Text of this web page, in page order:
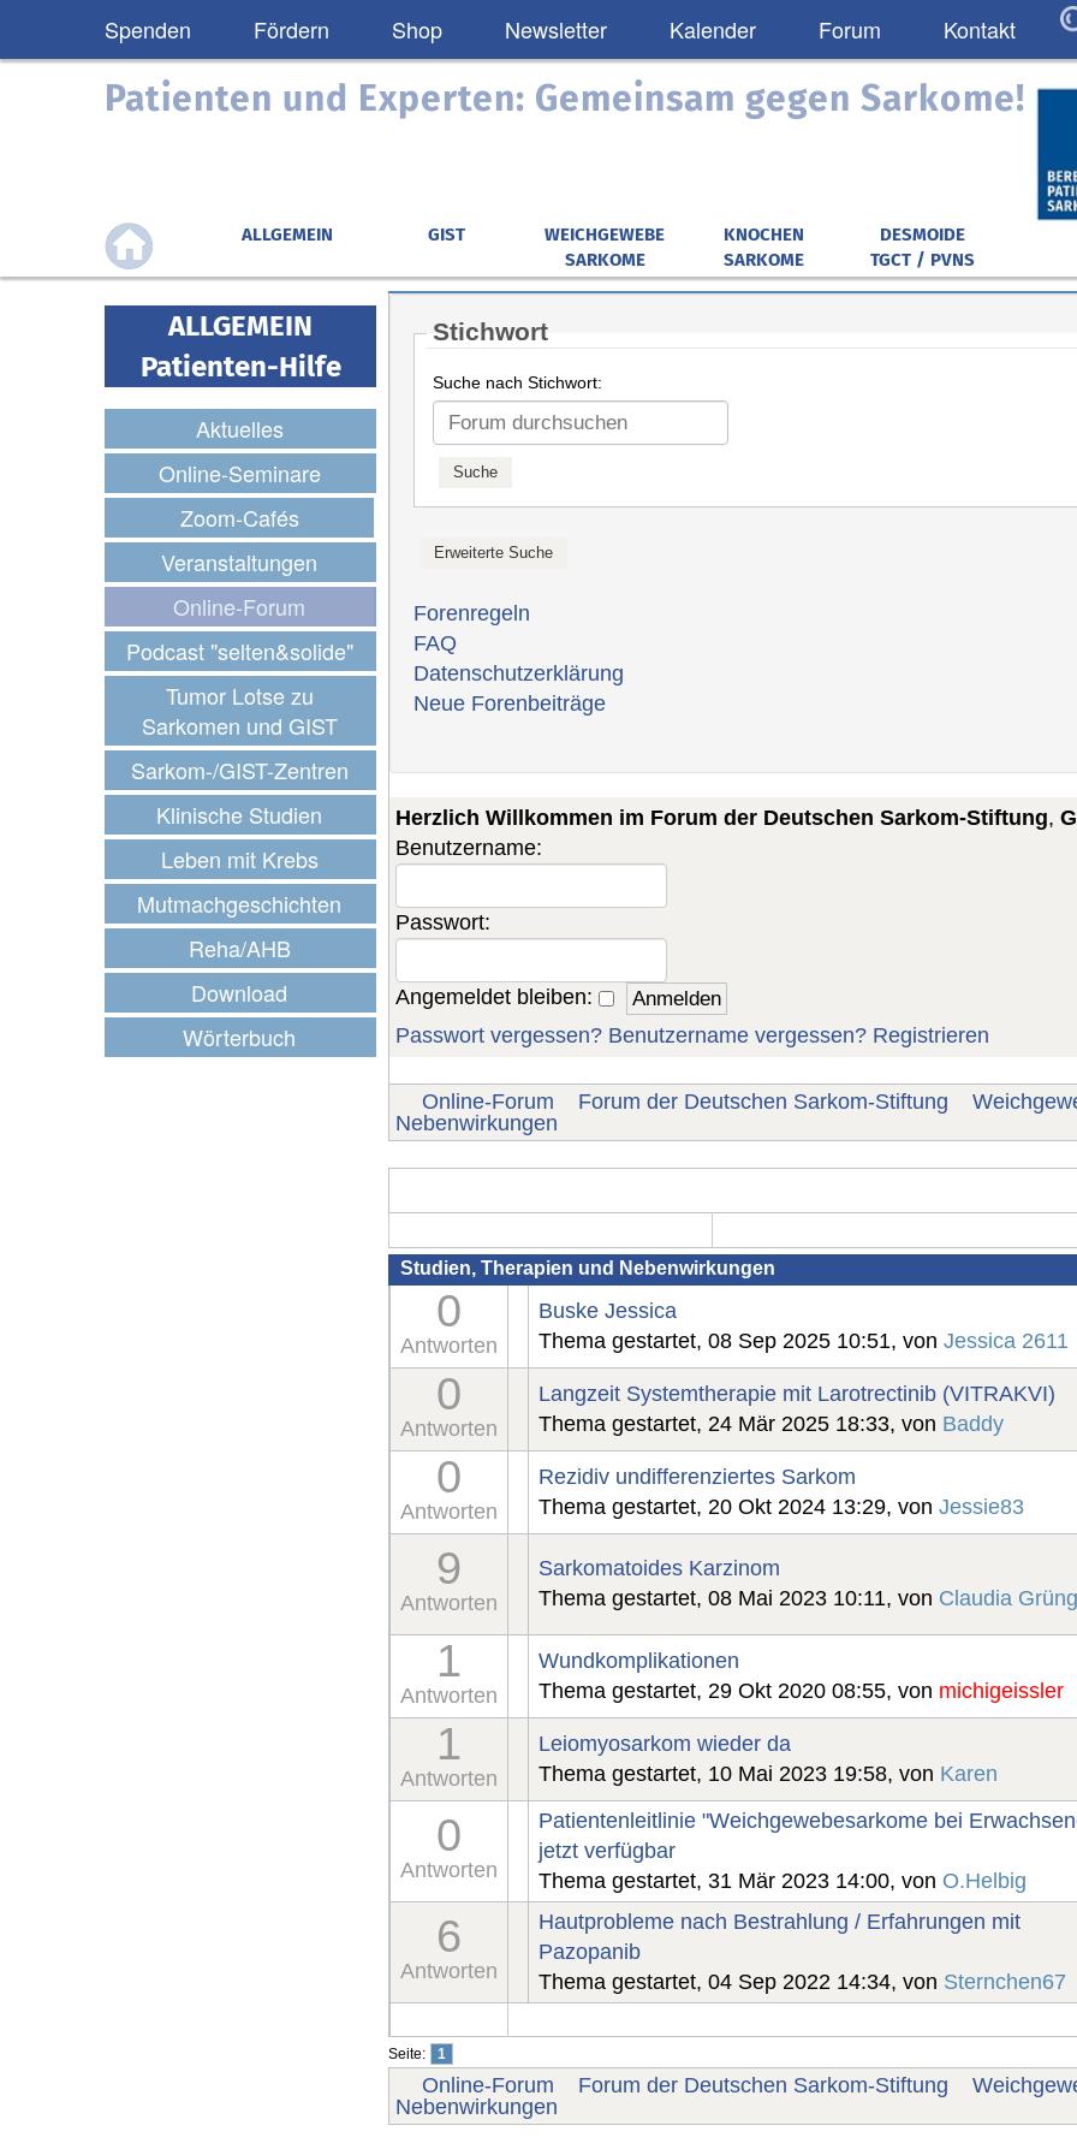
Spenden Fördern Shop Newsletter Kalender Forum Kontakt
Patienten und Experten: Gemeinsam gegen Sarkome!
ALLGEMEIN GIST
WEICHGEWEBE
SARKOME
KNOCHEN
SARKOME
DESMOIDE
TGCT / PVNS
ALLGEMEIN
Patienten-Hilfe
Aktuelles
Online-Seminare
Zoom-Cafés
Veranstaltungen
Online-Forum
Podcast "selten&solide"
Tumor Lotse zu
Sarkomen und GIST
Sarkom-/GIST-Zentren
Klinische Studien
Leben mit Krebs
Mutmachgeschichten
Reha/AHB
Download
Wörterbuch
Stichwort
Suche nach Stichwort:
Forenregeln
FAQ
Datenschutzerklärung
Neue Forenbeiträge
Herzlich Willkommen im Forum der Deutschen Sarkom-Stiftung,
Benutzername:
Passwort:
Angemeldet bleiben:
Passwort vergessen? Benutzername vergessen? Registrieren
Online-Forum Forum der Deutschen Sarkom-Stiftung
Nebenwirkungen
Studien, Therapien und Nebenwirkungen
0
Antworten
Buske Jessica
Thema gestartet, 08 Sep 2025 10:51, von Jessica 2611
0
Antworten
Langzeit Systemtherapie mit Larotrectinib (VITRAKVI)
Thema gestartet, 24 Mär 2025 18:33, von Baddy
0
Antworten
Rezidiv undifferenziertes Sarkom
Thema gestartet, 20 Okt 2024 13:29, von Jessie83
9
Antworten
Sarkomatoides Karzinom
Thema gestartet, 08 Mai 2023 10:11, von Claudia
1
Antworten
Wundkomplikationen
Thema gestartet, 29 Okt 2020 08:55, von michigeissler
1
Antworten
Leiomyosarkom wieder da
Thema gestartet, 10 Mai 2023 19:58, von Karen
0
Antworten
Patientenleitlinie "Weichgewebesarkome bei
jetzt verfügbar
Thema gestartet, 31 Mär 2023 14:00, von O.Helbig
6
Antworten
Hautprobleme nach Bestrahlung / Erfahrungen mit
Pazopanib
Thema gestartet, 04 Sep 2022 14:34, von Sternchen67
Seite: 1
Online-Forum Forum der Deutschen Sarkom-Stiftung
Nebenwirkungen